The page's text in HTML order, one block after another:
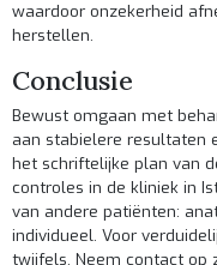
waardoor onzekerheid
herstellen.
Conclusie
Bewust omgaan met
aan stabielere resultaten
het schriftelijke plan van
controles in de kliniek in
van andere patiënten:
individueel. Voor
twijfels,Neem contact op